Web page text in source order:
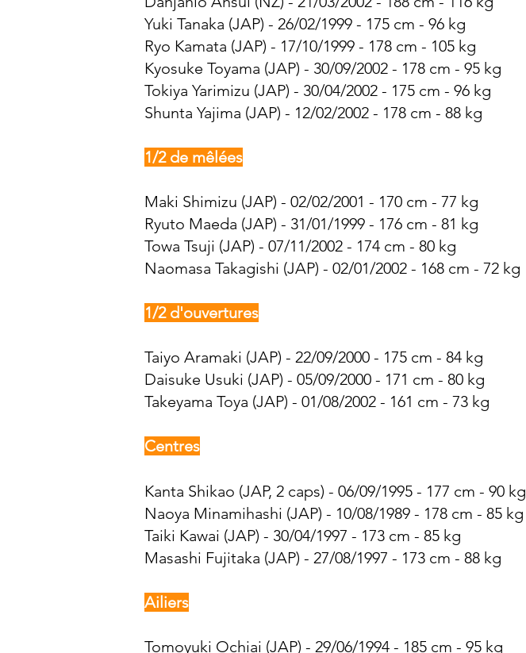
Yuki Tanaka (JAP) - 26/02/1999 - 175 cm - 96 kg
Ryo Kamata (JAP) - 17/10/1999 - 178 cm - 105 kg
Kyosuke Toyama (JAP) - 30/09/2002 - 178 cm - 95 kg
Tokiya Yarimizu (JAP) - 30/04/2002 - 175 cm - 96 kg
Shunta Yajima (JAP) - 12/02/2002 - 178 cm - 88 kg
1/2 de mêlées
Maki Shimizu (JAP) - 02/02/2001 - 170 cm - 77 kg
Ryuto Maeda (JAP) - 31/01/1999 - 176 cm - 81 kg
Towa Tsuji (JAP) - 07/11/2002 - 174 cm - 80 kg
Naomasa Takagishi (JAP) - 02/01/2002 - 168 cm - 72 kg
1/2 d'ouvertures
Taiyo Aramaki (JAP) - 22/09/2000 - 175 cm - 84 kg
Daisuke Usuki (JAP) - 05/09/2000 - 171 cm - 80 kg
Takeyama Toya (JAP) - 01/08/2002 - 161 cm - 73 kg
Centres
Kanta Shikao (JAP, 2 caps) - 06/09/1995 - 177 cm - 90 kg
Naoya Minamihashi (JAP) - 10/08/1989 - 178 cm - 85 kg
Taiki Kawai (JAP) - 30/04/1997 - 173 cm - 85 kg
Masashi Fujitaka (JAP) - 27/08/1997 - 173 cm - 88 kg
Ailiers
Tomoyuki Ochiai (JAP) - 29/06/1994 - 185 cm - 95 kg